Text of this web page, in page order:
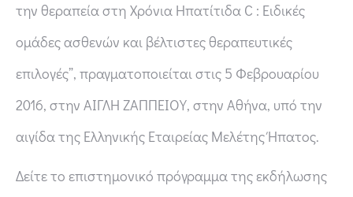
την θεραπεία στη Χρόνια Ηπατίτιδα C : Ειδικές
ομάδες ασθενών και βέλτιστες θεραπευτικές
επιλογές”, πραγματοποιείται στις 5 Φεβρουαρίου
2016, στην ΑΙΓΛΗ ΖΑΠΠΕΙΟΥ, στην Αθήνα, υπό την
αιγίδα της Ελληνικής Εταιρείας Μελέτης Ήπατος.
Δείτε το επιστημονικό πρόγραμμα της εκδήλωσης